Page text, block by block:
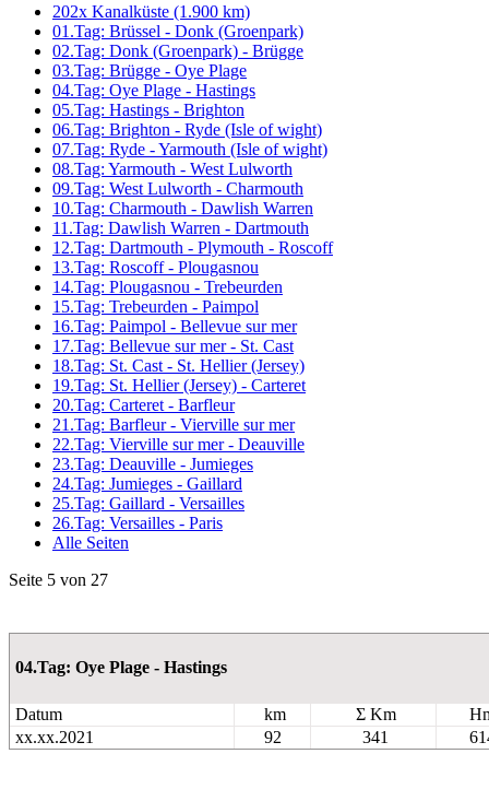
202x Kanalküste (1.900 km)
01.Tag: Brüssel - Donk (Groenpark)
02.Tag: Donk (Groenpark) - Brügge
03.Tag: Brügge - Oye Plage
04.Tag: Oye Plage - Hastings
05.Tag: Hastings - Brighton
06.Tag: Brighton - Ryde (Isle of wight)
07.Tag: Ryde - Yarmouth (Isle of wight)
08.Tag: Yarmouth - West Lulworth
09.Tag: West Lulworth - Charmouth
10.Tag: Charmouth - Dawlish Warren
11.Tag: Dawlish Warren - Dartmouth
12.Tag: Dartmouth - Plymouth - Roscoff
13.Tag: Roscoff - Plougasnou
14.Tag: Plougasnou - Trebeurden
15.Tag: Trebeurden - Paimpol
16.Tag: Paimpol - Bellevue sur mer
17.Tag: Bellevue sur mer - St. Cast
18.Tag: St. Cast - St. Hellier (Jersey)
19.Tag: St. Hellier (Jersey) - Carteret
20.Tag: Carteret - Barfleur
21.Tag: Barfleur - Vierville sur mer
22.Tag: Vierville sur mer - Deauville
23.Tag: Deauville - Jumieges
24.Tag: Jumieges - Gaillard
25.Tag: Gaillard - Versailles
26.Tag: Versailles - Paris
Alle Seiten
Seite 5 von 27
04.Tag: Oye Plage - Hastings
Datum km Σ Km
xx.xx.2021
92 341